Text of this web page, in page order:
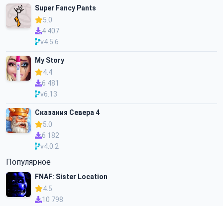
Super Fancy Pants
5.0
4 407
v4.5.6
My Story
4.4
6 481
v6.13
Сказания Севера 4
5.0
6 182
v4.0.2
Популярное
FNAF: Sister Location
4.5
10 798